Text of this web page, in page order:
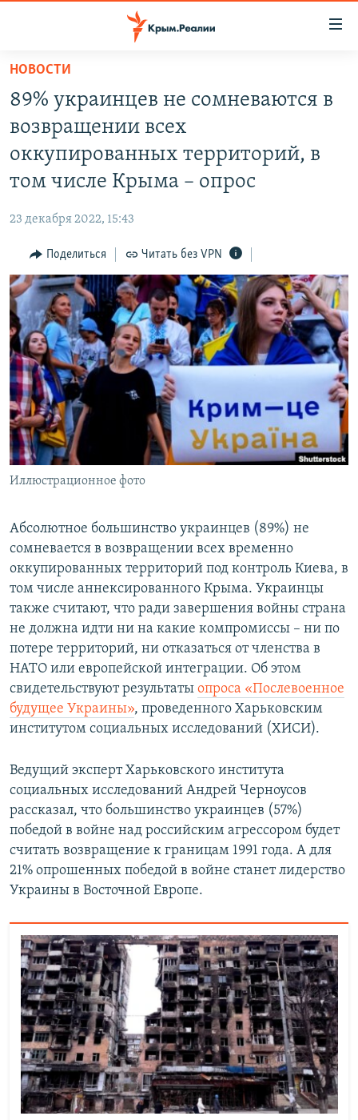
Вернуться
основному
содержанию
Вернутся
главной
Вернутся
поиску
СПЕЦПРОЕКТЫ
КАРТА ВОЕННЫХ ОБЪЕКТОВ КРЫМА
ИНТЕРАКТИВ
ИНФОГРАФИКА
ТЕЛЕПРОЕКТ КРЫМ.РЕАЛИИ
СОВЕТЫ ПРАВОЗАЩИТНИКОВ
ПРОПАВШИЕ БЕЗ ВЕСТИ
ПОБЕДИТЕЛЕЙ НЕ СУДЯТ?
КРЫМ.НЕПОКОРЕННЫЙ
ELIFBE
УКРАИНСКАЯ ПРОБЛЕМА КРЫМА
РАДІО СВОБОДА
КАК ОБОЙТИ БЛОКИРОВКУ
Українською
Qırımtatar
ПРИСОЕДИНЯЙТЕСЬ!
Все сайты RFE/RL
НОВОСТИ
89% украинцев не сомневаются в
возвращении всех
оккупированных территорий, в
том числе Крыма – опрос
23 декабря 2022, 15:43
Поделиться Читать без VPN
Иллюстрационное фото
Абсолютное большинство украинцев (89%) не
сомневается в возвращении всех временно
оккупированных территорий под контроль Киева, в
том числе аннексированного Крыма. Украинцы
также считают, что ради завершения войны страна
не должна идти ни на какие компромиссы – ни по
потере территорий, ни отказаться от членства в
НАТО или европейской интеграции. Об этом
свидетельствуют результаты опроса «Послевоенное
будущее Украины», проведенного Харьковским
институтом социальных исследований (ХИСИ).
Ведущий эксперт Харьковского института
социальных исследований Андрей Черноусов
рассказал, что большинство украинцев (57%)
победой в войне над российским агрессором будет
считать возвращение к границам 1991 года. А для
21% опрошенных победой в войне станет лидерство
Украины в Восточной Европе.